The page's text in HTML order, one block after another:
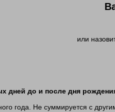
или
дней до и после дня
года. Не суммируется с